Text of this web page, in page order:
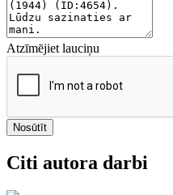
Atzīmējiet lauciņu
Nosūtīt
Citi autora darbi